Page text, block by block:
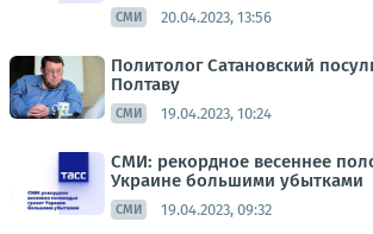
СМИ 20.04.2023, 13:56
Политолог Сатановский
Полтаву
СМИ 19.04.2023, 10:24
СМИ: рекордное весеннее
Украине большими убытками
СМИ 19.04.2023, 09:32